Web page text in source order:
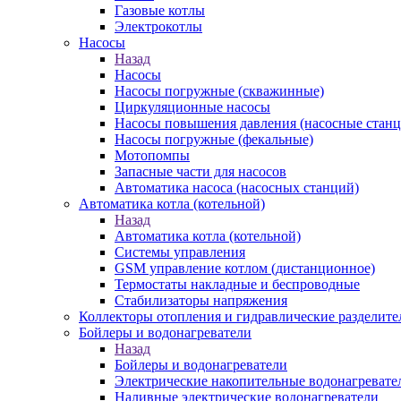
Газовые котлы
Электрокотлы
Насосы
Назад
Насосы
Насосы погружные (скважинные)
Циркуляционные насосы
Насосы повышения давления (насосные
Насосы погружные (фекальные)
Мотопомпы
Запасные части для насосов
Автоматика насоса (насосных станций)
Автоматика котла (котельной)
Назад
Автоматика котла (котельной)
Системы управления
GSM управление котлом (дистанционное)
Термостаты накладные и беспроводные
Стабилизаторы напряжения
Коллекторы отопления и гидравлические
Бойлеры и водонагреватели
Назад
Бойлеры и водонагреватели
Электрические накопительные
Наливные электрические водонагреватели